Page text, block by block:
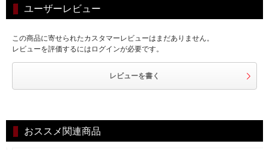
ユーザーレビュー
この商品に寄せられたカスタマーレビューはまだありません。
レビューを評価するにはログインが必要です。
レビューを書く
おススメ関連商品